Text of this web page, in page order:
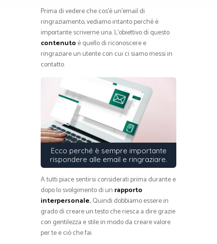
Prima di vedere che cos’è un’email di
ringraziamento, vediamo intanto perché è
importante scriverne una. L’obiettivo di questo
contenuto è quello di riconoscere e
ringraziare un utente con cui ci siamo messi in
contatto.
Ecco perché è sempre importante
rispondere alle email e ringraziare.
A tutti piace sentirsi considerati prima durante e
dopo lo svolgimento di un rapporto
interpersonale.Quindi dobbiamo essere in
grado di creare un testo che riesca a dire grazie
con gentilezza e stile in modo da creare valore
per te e ciò che fai.